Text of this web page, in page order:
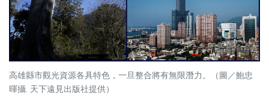
高雄縣市觀光資源各具特色，一旦整合將有無限潛力。（圖／鮑忠
暉攝. 天下遠見出版社提供）